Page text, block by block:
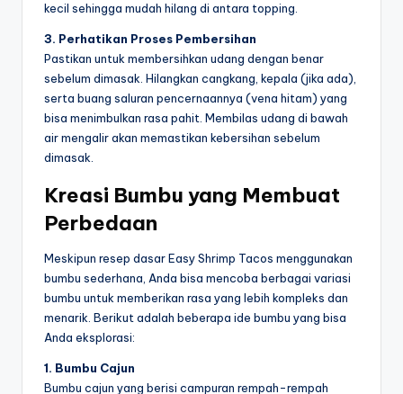
kecil sehingga mudah hilang di antara topping.
3. Perhatikan Proses Pembersihan
Pastikan untuk membersihkan udang dengan benar
sebelum dimasak. Hilangkan cangkang, kepala (jika ada),
serta buang saluran pencernaannya (vena hitam) yang
bisa menimbulkan rasa pahit. Membilas udang di bawah
air mengalir akan memastikan kebersihan sebelum
dimasak.
Kreasi Bumbu yang Membuat
Perbedaan
Meskipun resep dasar Easy Shrimp Tacos menggunakan
bumbu sederhana, Anda bisa mencoba berbagai variasi
bumbu untuk memberikan rasa yang lebih kompleks dan
menarik. Berikut adalah beberapa ide bumbu yang bisa
Anda eksplorasi:
1. Bumbu Cajun
Bumbu cajun yang berisi campuran rempah-rempah